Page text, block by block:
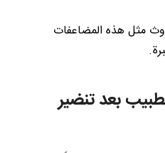
مثل هذه المضاعفات
بعد تنضير